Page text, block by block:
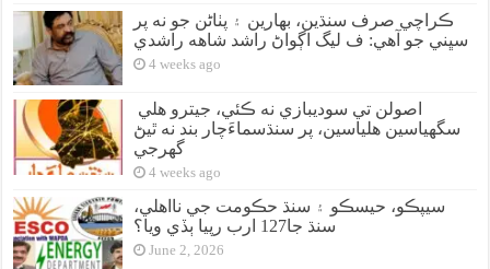
ڪراچي صرف سنڌين، بهارين ۽ پٺاڻن جو نه پر
سڀني جو آهي: ف ليگ اڳواڻ راشد شاهه راشدي
4 weeks ago
سگهياسين هلياسين، پر سنڌسماءَچار بند نه ٿيڻ
گهرجي
4 weeks ago
سيپڪو، حيسڪو ۽ سنڌ حڪومت جي نااهلي،
سنڌ جا127 ارب رپيا ٻڏي ويا؟
June 2, 2026